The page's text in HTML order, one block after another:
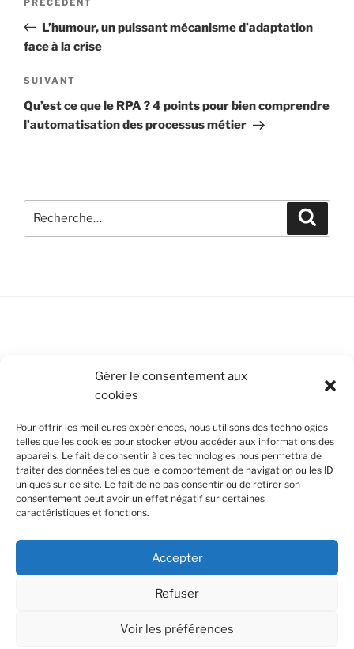
Gérer le consentement aux
cookies
Pour offrir les meilleures expériences, nous utilisons des technologies
telles que les cookies pour stocker et/ou accéder aux informations des
appareils. Le fait de consentir à ces technologies nous permettra de
traiter des données telles que le comportement de navigation ou les ID
uniques sur ce site. Le fait de ne pas consentir ou de retirer son
consentement peut avoir un effet négatif sur certaines
caractéristiques et fonctions.
Accepter
Refuser
Voir les préférences
L’humour, un puissant mécanisme d’adaptation
face à la crise
SUIVANT
Qu’est ce que le RPA ? 4 points pour bien comprendre
l’automatisation des processus métier
Nous contacter
Mentions légales
Politique de confidentialité
Politique de cookies (UE)
© Jonathan Delamare Photographie
© Gaetan Mallet Graphiste